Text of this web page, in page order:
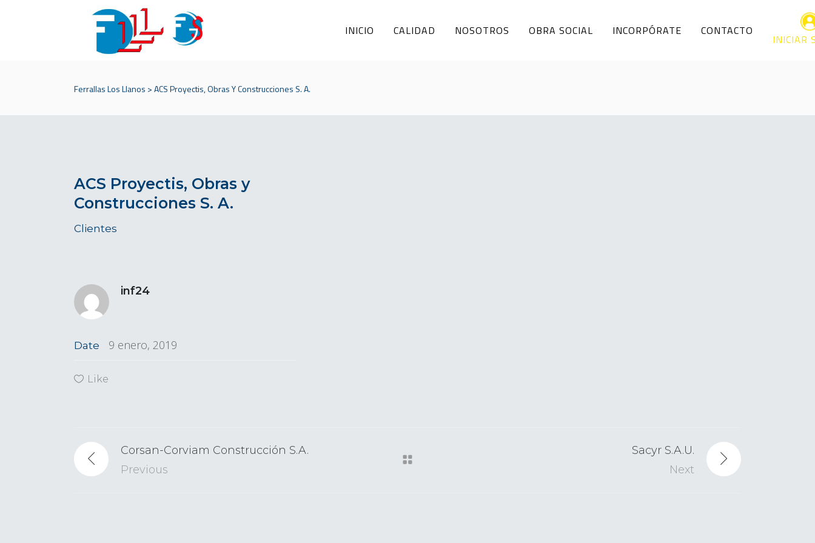
INICIO CALIDAD NOSOTROS OBRA SOCIAL INCORPÓRATE CONTACTO
INICIAR
Ferrallas Los Llanos >ACS Proyectis, Obras Y Construcciones S. A.
ACS Proyectis, Obras y
Construcciones S. A.
Clientes
inf24
Date 9 enero, 2019
Like
Corsan-Corviam Construcción S.A.
Previous
Sacyr S.A.U.
Next